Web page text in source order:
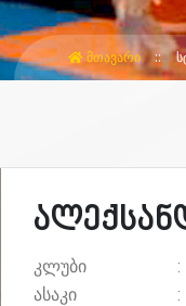
ᲛᲗᲐᲕᲐᲠᲘ
კლუბი
ასაკი